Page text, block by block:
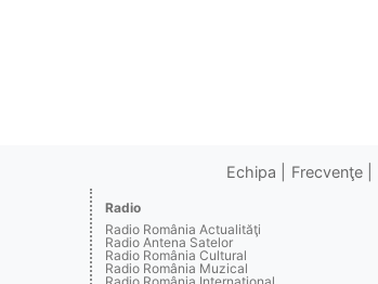
Echipa Frecvenţe
Radio
Radio România Actualităţi
Radio Antena Satelor
Radio România Cultural
Radio România Muzical